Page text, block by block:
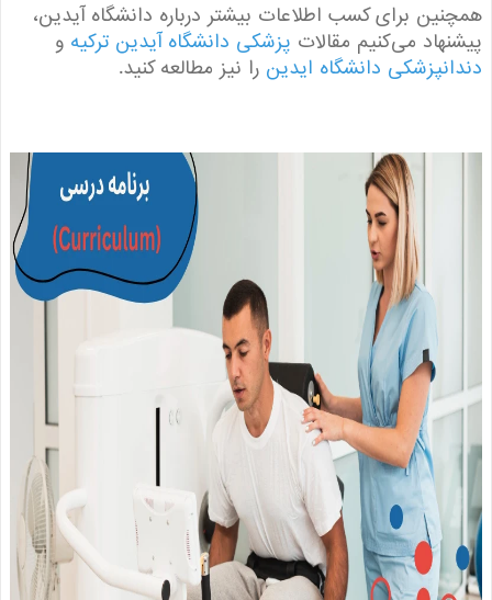
برای کسب اطلاعات بیشتر درباره دانشگاه آیدین،
می‌کنیم مقالاتپزشکی دانشگاه آیدین ترکیه و
دانشگاه ایدینرا نیز مطالعه کنید.